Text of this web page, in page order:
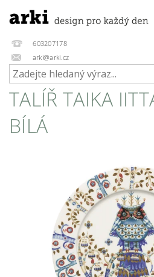
603207178
arki@arki.cz
TALÍŘ TAIKA
BÍLÁ